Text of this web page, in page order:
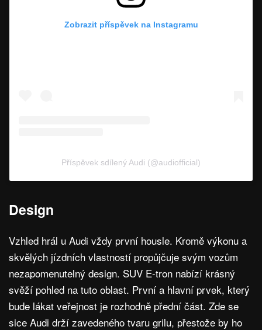
Zobrazit příspěvek na Instagramu
Příspěvek sdílený Audi (@audiofficial)
Design
Vzhled hrál u Audi vždy první housle. Kromě výkonu a
skvělých jízdních vlastností propůjčuje svým vozům
nezapomenutelný design. SUV E-tron nabízí krásný
svěží pohled na tuto oblast. První a hlavní prvek, který
bude lákat veřejnost je rozhodně přední část. Zde se
sice Audi drží zavedeného tvaru grilu, přestože by ho